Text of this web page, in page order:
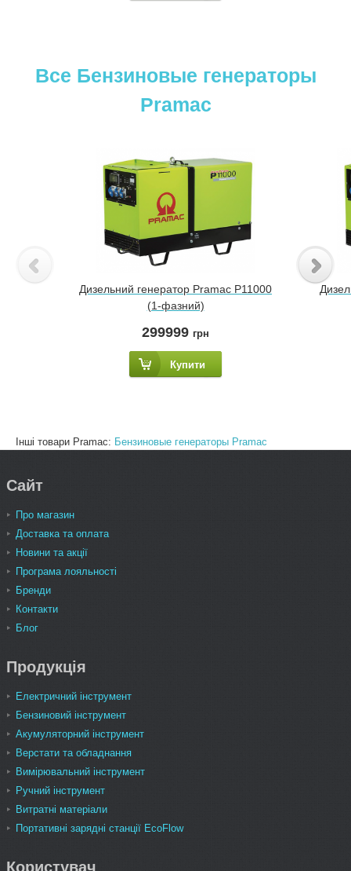
Все Бензиновые генераторы
Pramac
Дизельний генератор Pramac P11000
(1-фазний)
299999 грн
Купити
Інші товари Pramac: Бензиновые генераторы Pramac
Сайт
Про магазин
Доставка та оплата
Новини та акції
Програма лояльності
Бренди
Контакти
Блог
Продукція
Електричний інструмент
Бензиновий інструмент
Акумуляторний інструмент
Верстати та обладнання
Вимірювальний інструмент
Ручний інструмент
Витратні матеріали
Портативні зарядні станції EcoFlow
Користувач